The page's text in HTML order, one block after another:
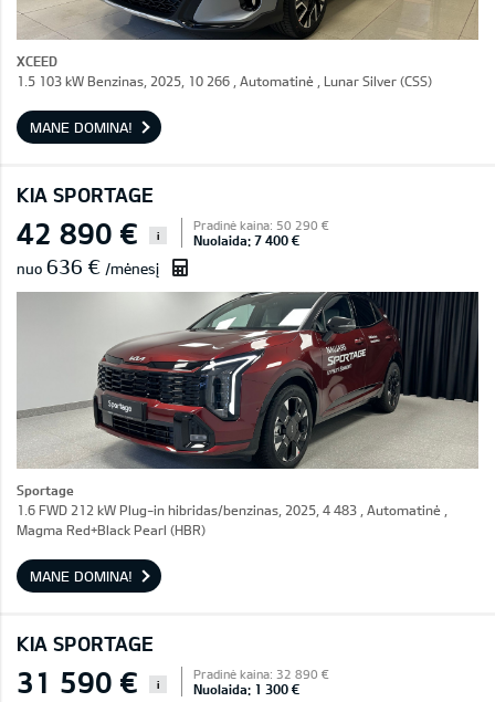
XCEED
1.5 103 kW Benzinas, 2025, 10 266 , Automatinė , Lunar Silver (CSS)
MANE DOMINA!
KIA SPORTAGE
42 890 € i
Pradinė kaina: 50 290 €
Nuolaida: 7 400 €
nuo 636 € /mėnesį
Sportage
1.6 FWD 212 kW Plug-in hibridas/benzinas, 2025, 4 483 , Automatinė ,
Magma Red+Black Pearl (HBR)
MANE DOMINA!
KIA SPORTAGE
31 590 € i
Pradinė kaina: 32 890 €
Nuolaida: 1 300 €